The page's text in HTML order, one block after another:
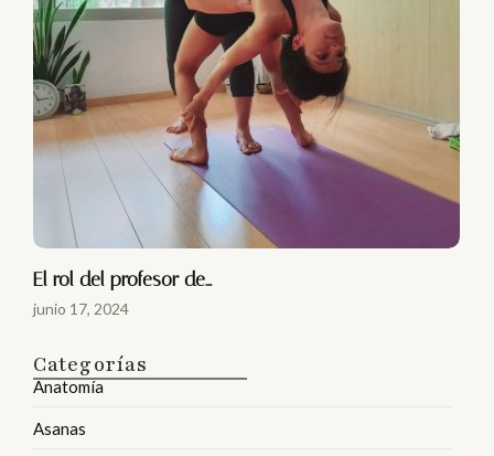
El rol del profesor de…
junio 17, 2024
Categorías
Anatomía
Asanas